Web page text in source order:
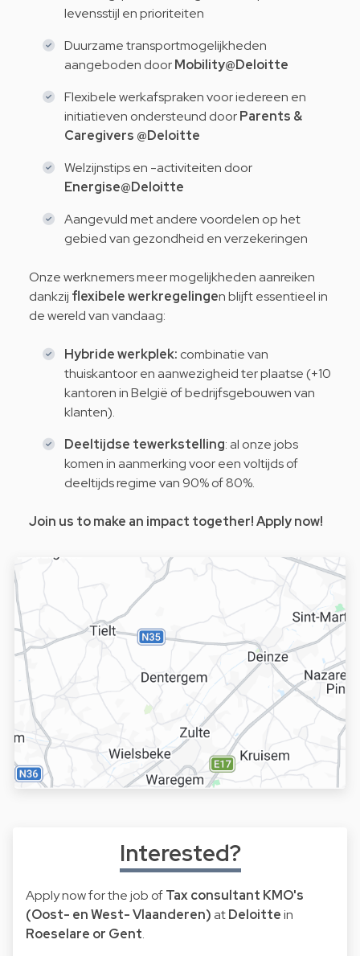
levensstijl en prioriteiten
Duurzame transportmogelijkheden
aangeboden doorMobility@Deloitte
Flexibele werkafspraken voor iedereen en
initiatieven ondersteund doorParents &
Caregivers @Deloitte
Welzijnstips en -activiteiten door
Energise@Deloitte
Aangevuld met andere voordelen op het
gebied van gezondheid en verzekeringen
Onze werknemers meer mogelijkheden aanreiken
dankzij flexibele werkregelingen blijft essentieel in
de wereld van vandaag:
Hybride werkplek: combinatie van
thuiskantoor en aanwezigheid ter plaatse (+10
kantoren in België of bedrijfsgebouwen van
klanten).
Deeltijdse tewerkstelling: al onze jobs
komen in aanmerking voor een voltijds of
deeltijds regime van 90% of 80%.
Join us to make an impact together! Apply now!
Interested?
Apply now for the job ofTax consultant KMO's
(Oost- en West- Vlaanderen) atDeloittein
Roeselare or Gent.